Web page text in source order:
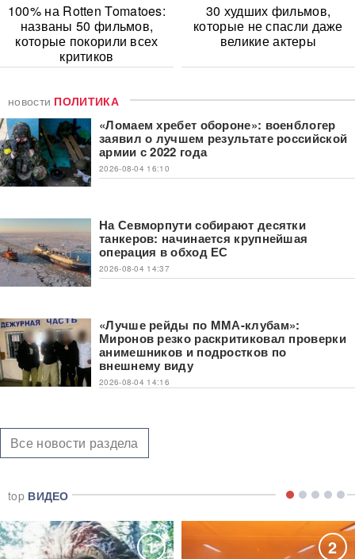
100% на Rotten Tomatoes:
названы 50 фильмов,
которые покорили всех
критиков
30 худших фильмов,
которые не спасли даже
великие актеры
новости ПОЛИТИКА
«Ломаем хребет обороне»: военблогер
заявил о лучшем результате российской
армии с 2022 года
2026-08-04 16:10
На Севморпути собирают десятки
танкеров: начинается крупнейшая
операция в обход ЕС
2026-08-04 14:37
«Лучше рейды по ММА-клубам»:
Миронов резко раскритиковал проверки
анимешников и подростков по
внешнему виду
2026-08-04 14:16
Все новости раздела
top ВИДЕО
1 2